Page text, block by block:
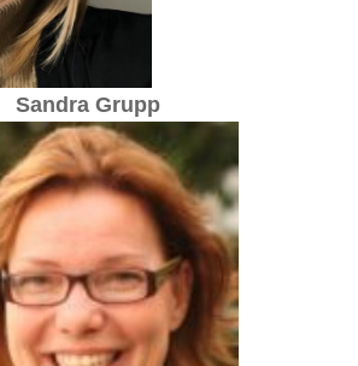
Sandra Grupp